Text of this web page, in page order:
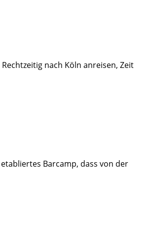
nach Köln anreisen, Zeit
Barcamp, dass von der